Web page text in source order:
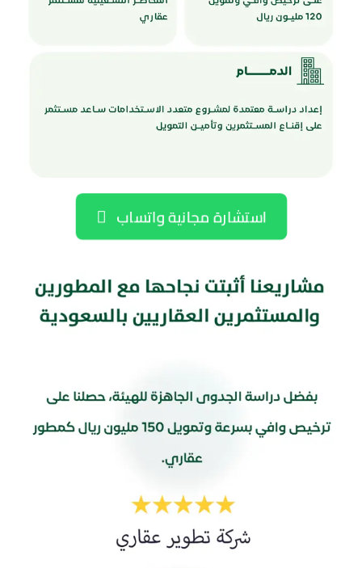
استشارة مجانية واتساب